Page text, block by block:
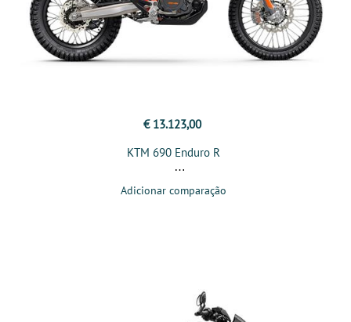
€ 13.123,00
KTM 690 Enduro R
Adicionar comparação